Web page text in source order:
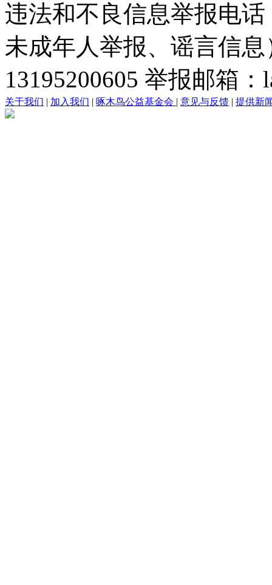
违法和不良信息举报电
未成年人举报、谣言信
13195200605 举报邮箱
关于我们 加入我们 啄木鸟公益基金会 意见与反馈 提供新